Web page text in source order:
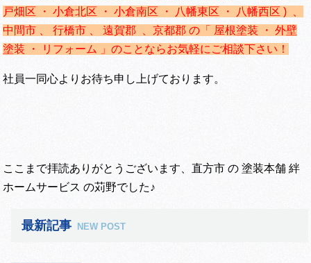
戸畑区 ・ 小倉北区 ・ 小倉南区 ・ 八幡東区 ・ 八幡西区 ) 、
中間市 、 行橋市 、 遠賀郡 、京都郡 の「 屋根塗装 ・ 外壁
塗装 ・ リフォーム 」のことならお気軽にご相談下さい！
社員一同心よりお待ち申し上げております。
ここまで拝読ありがとうございます、直方市 の 塗装本舗 絆
ホームサービス の苅野でした♪
最新記事 NEW POST